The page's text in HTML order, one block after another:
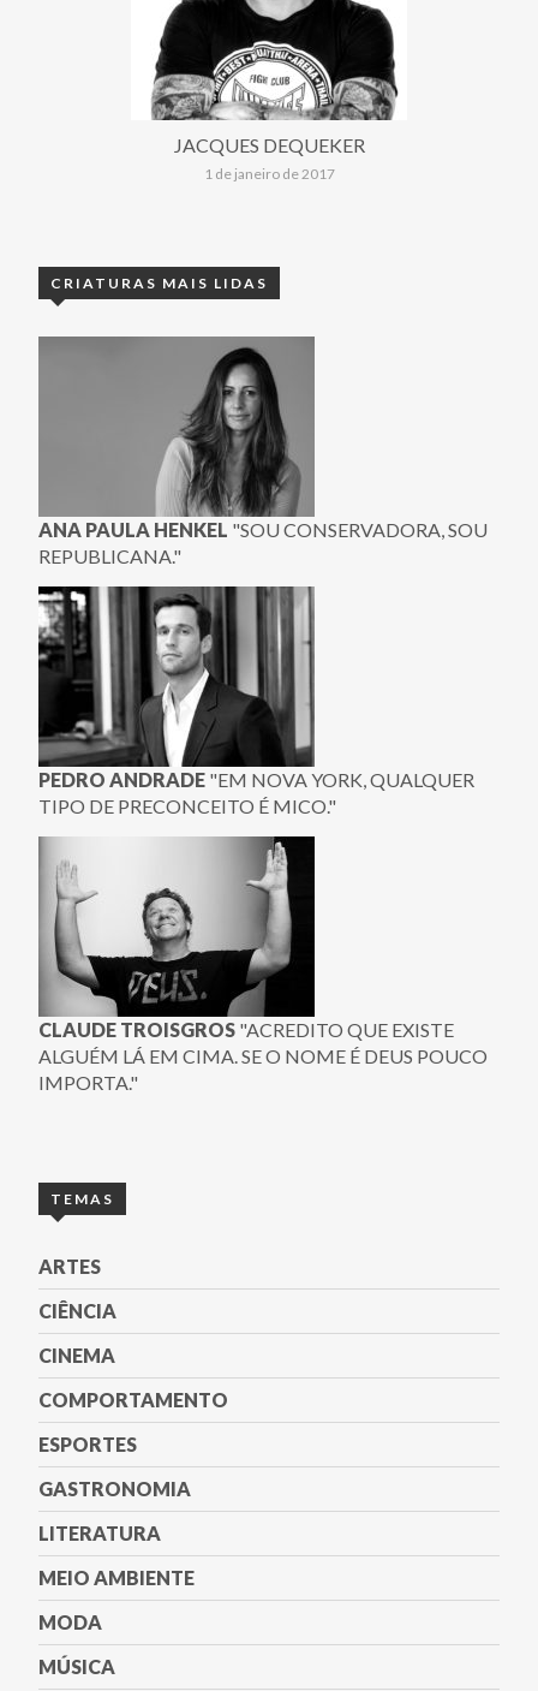
JACQUES DEQUEKER
1 de janeiro de 2017
CRIATURAS MAIS LIDAS
ANA PAULA HENKEL "SOU CONSERVADORA, SOU
REPUBLICANA."
PEDRO ANDRADE "EM NOVA YORK, QUALQUER
TIPO DE PRECONCEITO É MICO."
CLAUDE TROISGROS "ACREDITO QUE EXISTE
ALGUÉM LÁ EM CIMA. SE O NOME É DEUS POUCO
IMPORTA."
TEMAS
ARTES
CIÊNCIA
CINEMA
COMPORTAMENTO
ESPORTES
GASTRONOMIA
LITERATURA
MEIO AMBIENTE
MODA
MÚSICA